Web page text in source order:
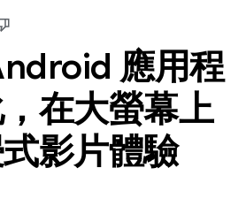
應用程
在大螢幕上
影片體驗